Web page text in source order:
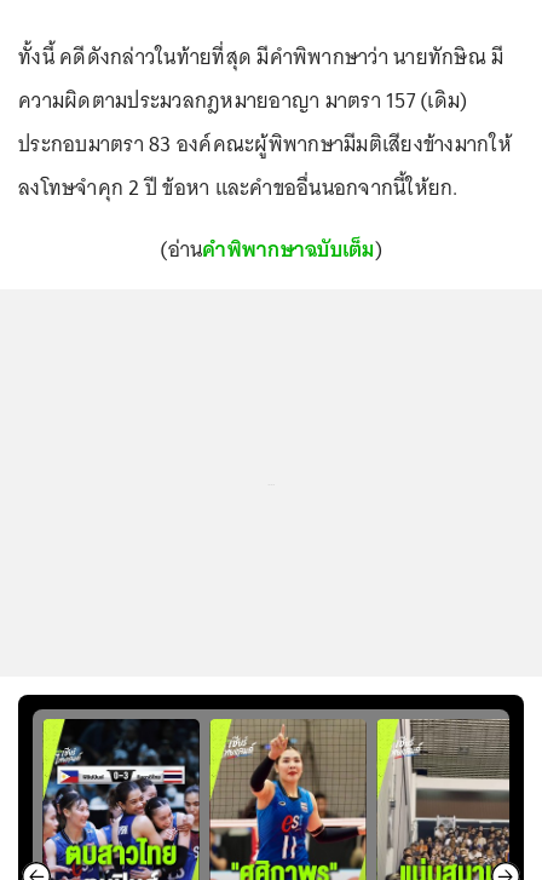
ทั้งนี้ คดีดังกล่าวในท้ายที่สุด มีคำพิพากษาว่า นายทักษิณ มี
ความผิดตามประมวลกฎหมายอาญา มาตรา 157 (เดิม)
ประกอบมาตรา 83 องค์คณะผู้พิพากษามีมติเสียงข้างมากให้
ลงโทษจำคุก 2 ปี ข้อหา และคำขออื่นนอกจากนี้ให้ยก.
(อ่านคำพิพากษาฉบับเต็ม)